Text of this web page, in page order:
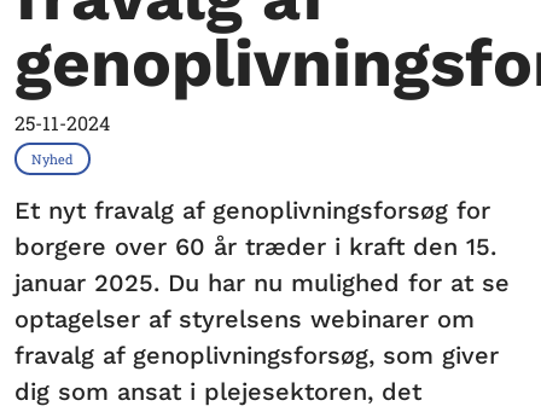
25-11-2024
Nyhed
Et nyt fravalg af genoplivningsforsøg for
borgere over 60 år træder i kraft den 15.
januar 2025. Du har nu mulighed for at se
optagelser af styrelsens webinarer om
fravalg af genoplivningsforsøg, som giver
dig som ansat i plejesektoren, det